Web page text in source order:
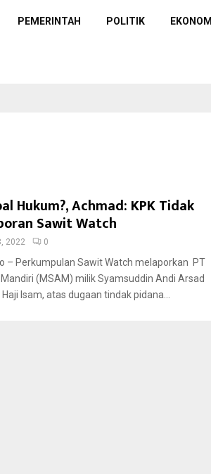
PEMERINTAH POLITIK EKONOMI
Hukum?, Achmad: KPK Tidak
Sawit Watch
2022 0
– Perkumpulan Sawit Watch melaporkan PT
(MSAM) milik Syamsuddin Andi Arsad
Isam, atas dugaan tindak pidana...